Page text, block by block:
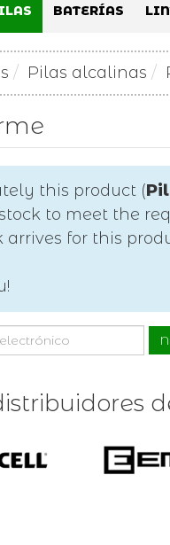
BATERÍAS
Pilas alcalinas
this product (
to meet the
arrives for this